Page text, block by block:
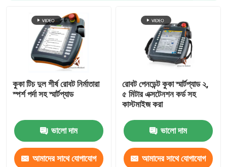
কুকা টিচ দুল শীর্ষ রোবট নির্মাতারা
স্পর্শ পর্দা সহ স্মার্টপ্যাড
ভালো দাম
আমাদের সাথে যোগাযোগ
রোবট পেনডেন্ট কুকা স্মার্টপ্যাড ২,
৫ মিটার এক্সটেনশন কর্ড সহ
কাস্টমাইজ করা
ভালো দাম
আমাদের সাথে যোগাযোগ